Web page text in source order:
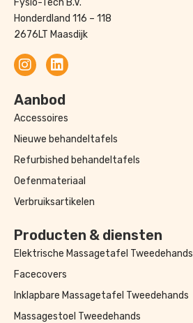
Honderdland 116 – 118
2676LT Maasdijk
Aanbod
Accessoires
Nieuwe behandeltafels
Refurbished behandeltafels
Oefenmateriaal
Verbruiksartikelen
Producten & diensten
Elektrische Massagetafel Tweedehands
Facecovers
Inklapbare Massagetafel Tweedehands
Massagestoel Tweedehands